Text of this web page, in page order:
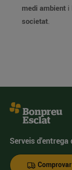
medi ambient i
societat.
Serveis